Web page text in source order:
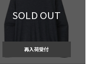
SOLD OUT
再入荷受付